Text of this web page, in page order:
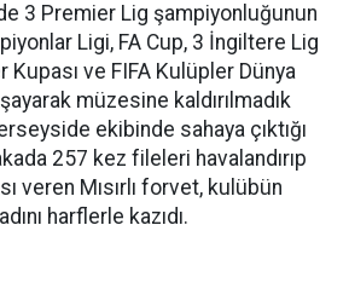
3 Premier Lig şampiyonluğunun
Ligi, FA Cup, 3 İngiltere Lig
Kupası ve FIFA Kulüpler Dünya
müzesine kaldırılmadık
ekibinde sahaya çıktığı
257 kez fileleri havalandırıp
veren Mısırlı forvet, kulübün
harflerle kazıdı.